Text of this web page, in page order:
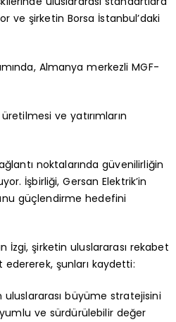
ve şirketin Borsa İstanbul’daki
Almanya merkezli MGF-
ve yatırımların
noktalarında güvenilirliğin
İşbirliği, Gersan Elektrik’in
güçlendirme hedefini
İzgi, şirketin uluslararası rekabet
şunları kaydetti:
uluslararası büyüme stratejisini
ve sürdürülebilir değer